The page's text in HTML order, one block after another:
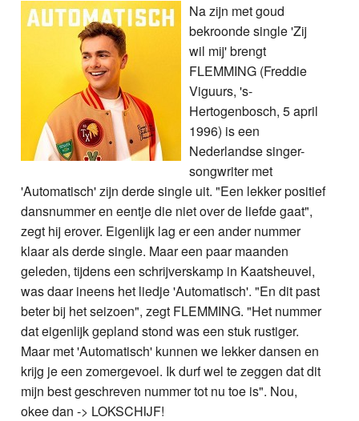
Info
Na zijn met goud
bekroonde single 'Zij
wil mij' brengt
FLEMMING (Freddie
Viguurs, 's-
Hertogenbosch, 5 april
1996) is een
Nederlandse singer-
songwriter met
'Automatisch' zijn derde single uit. "Een lekker positief
dansnummer en eentje die niet over de liefde gaat",
zegt hij erover. Eigenlijk lag er een ander nummer
klaar als derde single. Maar een paar maanden
geleden, tijdens een schrijverskamp in Kaatsheuvel,
was daar ineens het liedje 'Automatisch'. "En dit past
beter bij het seizoen", zegt FLEMMING. "Het nummer
dat eigenlijk gepland stond was een stuk rustiger.
Maar met 'Automatisch' kunnen we lekker dansen en
krijg je een zomergevoel. Ik durf wel te zeggen dat dit
mijn best geschreven nummer tot nu toe is". Nou,
okee dan -> LOKSCHIJF!